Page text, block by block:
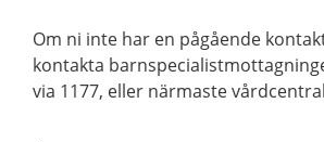
Om ni inte har en pågående
kontakta
via 1177, eller närmaste